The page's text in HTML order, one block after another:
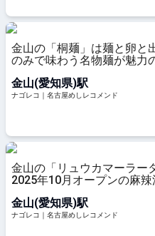
金山の「桐麺」は麺と卵と
のみで味わう名物麺が魅力
金山(愛知県)駅
ナゴレコ｜名古屋めしレコメンド
金山の「リュウカマーラー
2025年10月オープンの麻辣
金山(愛知県)駅
ナゴレコ｜名古屋めしレコメンド